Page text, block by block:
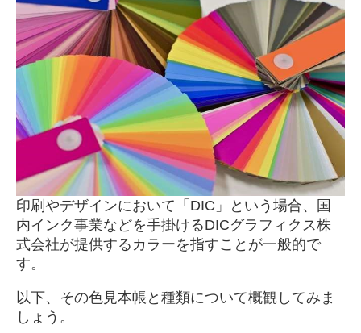
印刷やデザインにおいて「DIC」という場合、国
内インク事業などを手掛けるDICグラフィクス株
式会社が提供するカラーを指すことが一般的で
す。
以下、その色見本帳と種類について概観してみま
しょう。